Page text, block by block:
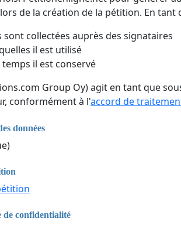
de la création de la pétition. En
collectées auprès des signataires
il est utilisé
il est conservé
Group Oy) agit en tant que
conformément à l'accord de
données
confidentialité